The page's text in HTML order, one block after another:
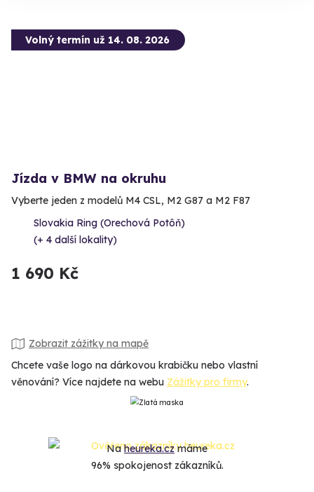
Volný termín už 14. 08. 2026
Jízda v BMW na okruhu
Vyberte jeden z modelů M4 CSL, M2 G87 a M2 F87
Slovakia Ring (Orechová Potôň)
(+ 4 další lokality)
1 690 Kč
Zobrazit zážitky na mapě
Chcete vaše logo na dárkovou krabičku nebo vlastní
věnování? Více najdete na webu Zážitky pro firmy.
Naheureka.czmáme
96% spokojenost zákazníků.